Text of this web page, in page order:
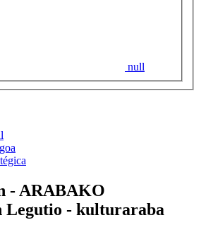
null
- ARABAKO
Legutio - kulturaraba